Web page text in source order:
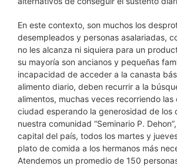
En este contexto, son muchos los
desempleados y personas asalariadas,
no les alcanza ni siquiera para un
su mayoría son ancianos y pequeñas
incapacidad de acceder a la canasta
alimento diario, deben recurrir a la
alimentos, muchas veces recorriendo las
ciudad esperando la generosidad de los
nuestra comunidad “Seminario P.
capital del país, todos los martes y
plato de comida a los hermanos más
Atendemos un promedio de 150